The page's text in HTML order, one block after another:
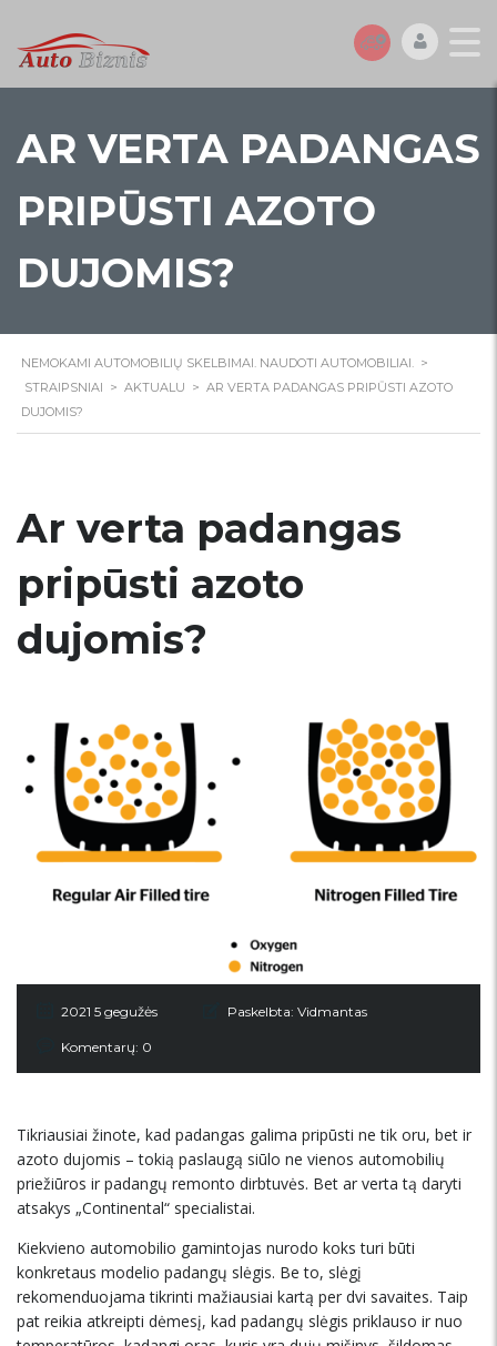
AR VERTA PADANGAS
PRIPŪSTI AZOTO
DUJOMIS?
NEMOKAMI AUTOMOBILIŲ SKELBIMAI. NAUDOTI AUTOMOBILIAI. >
STRAIPSNIAI > AKTUALU > AR VERTA PADANGAS PRIPŪSTI AZOTO
DUJOMIS?
Ar verta padangas
pripūsti azoto
dujomis?
2021 5 gegužės Paskelbta: Vidmantas
Komentarų: 0
Tikriausiai žinote, kad padangas galima pripūsti ne tik oru, bet ir
azoto dujomis – tokią paslaugą siūlo ne vienos automobilių
priežiūros ir padangų remonto dirbtuvės. Bet ar verta tą daryti
atsakys „Continental“ specialistai.
Kiekvieno automobilio gamintojas nurodo koks turi būti
konkretaus modelio padangų slėgis. Be to, slėgį
rekomenduojama tikrinti mažiausiai kartą per dvi savaites. Taip
pat reikia atkreipti dėmesį, kad padangų slėgis priklauso ir nuo